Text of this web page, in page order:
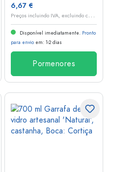
6,67 €
P
reços incluindo IVA, excluindo custos de envio
Disponível imediatamente. Pronto
para envio em: 1-2 dias
Pormenores